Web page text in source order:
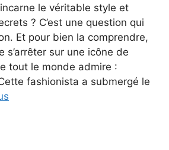
le véritable style et
? C’est une question qui
Et pour bien la comprendre,
s’arrêter sur une icône de
tout le monde admire :
fashionista a submergé le